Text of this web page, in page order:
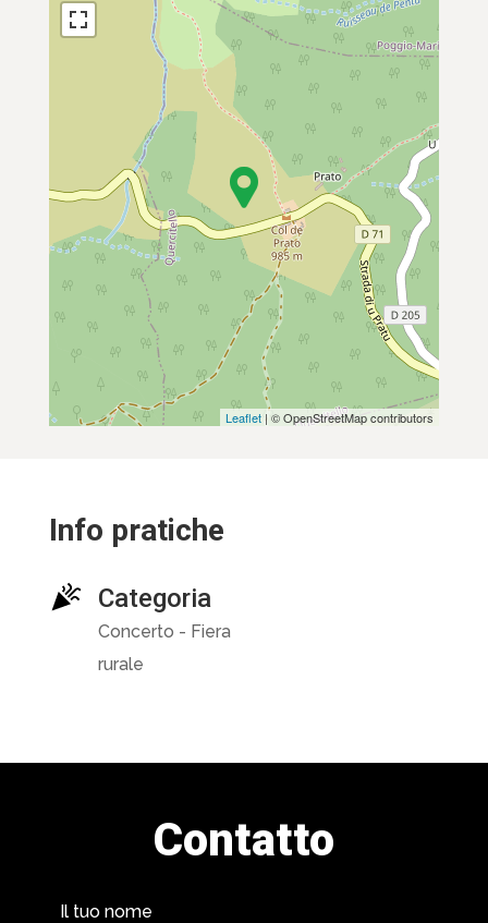
Leaflet | © OpenStreetMap contributors
Info pratiche
Categoria
Concerto - Fiera
rurale
Contatto
Il tuo nome